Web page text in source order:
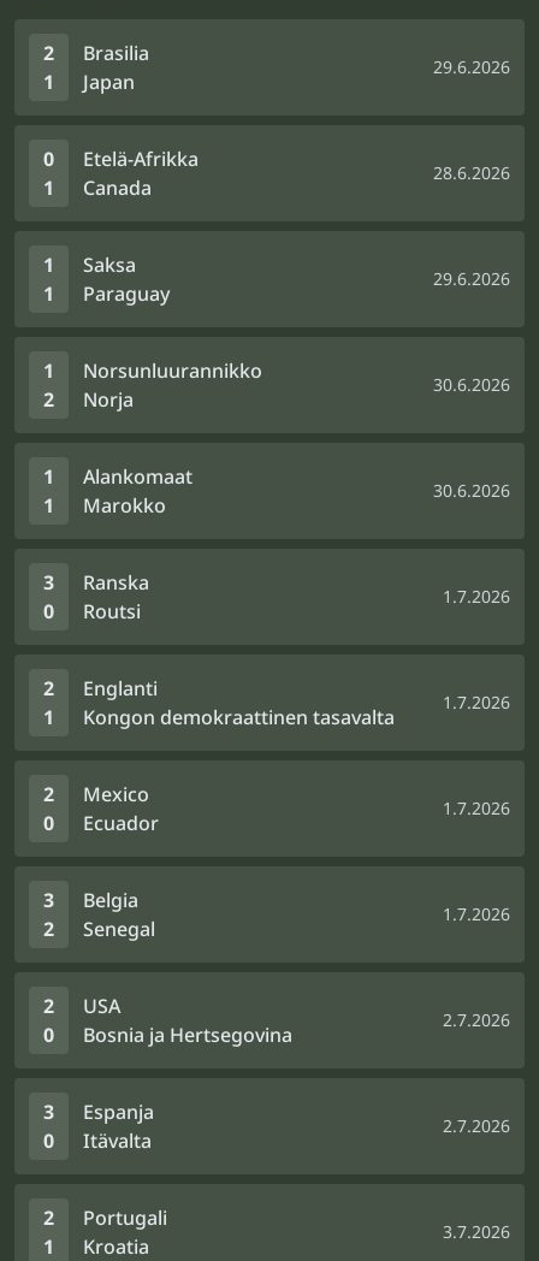
2
1
Brasilia
Japan
29.6.2026
0
1
Etelä-Afrikka
Canada
28.6.2026
1
1
Saksa
Paraguay
29.6.2026
1
2
Norsunluurannikko
Norja
30.6.2026
1
1
Alankomaat
Marokko
30.6.2026
3
0
Ranska
Routsi
1.7.2026
2
1
Englanti
Kongon demokraattinen tasavalta
1.7.2026
2
0
Mexico
Ecuador
1.7.2026
3
2
Belgia
Senegal
1.7.2026
2
0
USA
Bosnia ja Hertsegovina
2.7.2026
3
0
Espanja
Itävalta
2.7.2026
2
1
Portugali
Kroatia
3.7.2026